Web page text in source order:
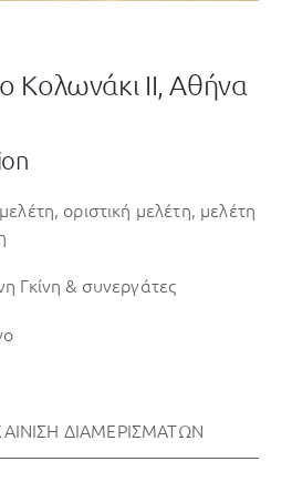
Κολωνάκι ΙΙ, Αθήνα
οριστική μελέτη, μελέτη
Γκίνη & συνεργάτες
ΔΙΑΜΕΡΙΣΜΑΤΩΝ